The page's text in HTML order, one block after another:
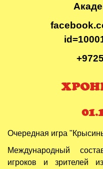
Очередная игра
Международный
игроков и зрителей